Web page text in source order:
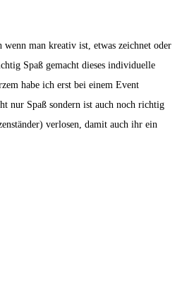
wenn man kreativ ist, etwas zeichnet oder
Spaß gemacht dieses individuelle
habe ich erst bei einem Event
nur Spaß sondern ist auch noch richtig
verlosen, damit auch ihr ein